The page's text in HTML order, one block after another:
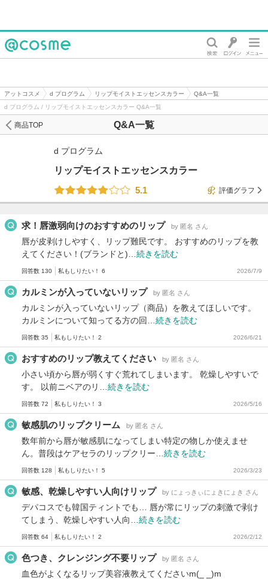
アットコスメ d プログラム リップモイストエッセンスカラー
Q&A一覧
d プログラム / リップモイストエッセンスカラー Q&A一覧
Q&A一覧
商品TOP
d プログラム
リップモイストエッセンスカラー
5.1
評価グラフ
求！唇激弱向けのおすすめのリップ by 匿名 さん
唇が皮剥けしやすく、リップ難民です。 おすすめのリップを教
えてください！(ブランドと)… 続きを読む
回答数 130 私もしりたい！ 6 2026/7/9
カルミンが入っていないリップ by 匿名 さん
カルミンが入っていないリップ（商品）を教えてほしいです。
カルミンについて知ってる方の回… 続きを読む
回答数 35 私もしりたい！ 2 2026/6/21
おすすめのリップ教えてください by 匿名 さん
小さい頃から唇が弱くすぐ荒れてしまいます。 乾燥しやすいで
す。 以前ニベアのリ… 続きを読む
回答数 72 私もしりたい！ 3 2026/5/16
敏感肌のリップクリーム by 匿名 さん
数年前から唇が敏感肌になってしまい特定の物しか使えませ
ん。普段はケアセラのリップクリー… 続きを読む
回答数 128 私もしりたい！ 5 2026/3/23
敏感、乾燥しやすい人向けリップ by にょっきぃにょきにょき さん
デパコスでも韓国ティントでも… 唇が常にリップの刺激で剥け
てしまう、乾燥しやすい人向… 続きを読む
回答数 64 私もしりたい！ 2 2026/2/12
色つき、クレンジング不要リップ by 匿名 さん
血色がよくなるリップ美容液教えてくださいm(_ _)m